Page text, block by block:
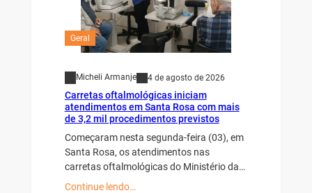
Geral
Micheli Armanje 4 de agosto de 2026
Carretas oftalmológicas iniciam
atendimentos em Santa Rosa com mais
de 3,2 mil procedimentos previstos
Começaram nesta segunda-feira (03), em
Santa Rosa, os atendimentos nas
carretas oftalmológicas do Ministério da…
Continue lendo…